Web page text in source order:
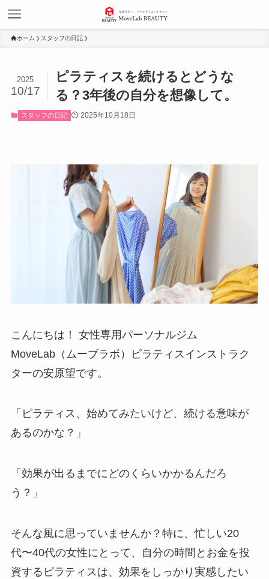
ホーム スタッフの日記
ピラティスを続けるとどうな
る？3年後の自分を想像して。
2025
10/17
スタッフの日記 2025年10月18日
こんにちは！ 女性専用パーソナルジム
MoveLab（ムーブラボ）ピラティスインストラク
ターの安原望です。
「ピラティス、始めてみたいけど、続ける意味が
あるのかな？」
「効果が出るまでにどのくらいかかるんだろ
う？」
そんな風に思っていませんか？特に、忙しい20
代〜40代の女性にとって、自分の時間とお金を投
資するピラティスは、効果をしっかり実感したい